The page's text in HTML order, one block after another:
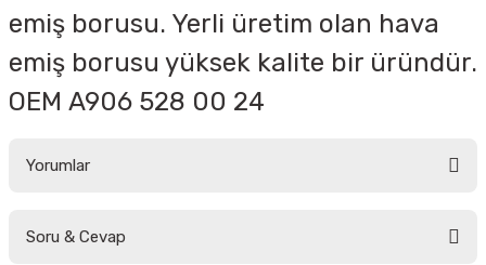
emiş borusu. Yerli üretim olan hava
emiş borusu yüksek kalite bir üründür.
OEM A906 528 00 24
Yorumlar
Soru & Cevap